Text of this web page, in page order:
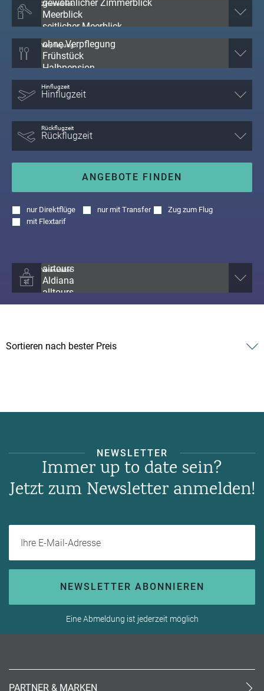
Zimmerblick
ANGEBOTE FINDEN
nur Direktflüge nurmit Transfer
Zug zum Flug
mit Flextarif
Verpflegung
Hinflugzeit
Rückflugzeit
Veranstalter
NEWSLETTER
Immer up to date sein?
Jetzt zum Newsletter anmelden!
NEWSLETTER ABONNIEREN
Eine Abmeldung ist jederzeit möglich
PARTNER & MARKEN